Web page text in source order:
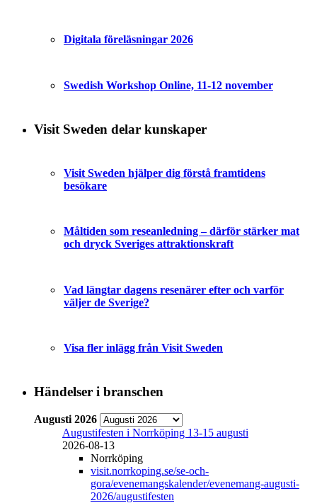
Digitala föreläsningar 2026
Swedish Workshop Online, 11-12 november
Visit Sweden delar kunskaper
Visit Sweden hjälper dig förstå framtidens
besökare
Måltiden som reseanledning – därför stärker mat
och dryck Sveriges attraktionskraft
Vad längtar dagens resenärer efter och varför
väljer de Sverige?
Visa fler inlägg från Visit Sweden
Händelser i branschen
Augusti 2026
Augustifesten i Norrköping 13-15 augusti
2026-08-13
Norrköping
visit.norrkoping.se/se-och-
gora/evenemangskalender/evenemang-augusti-
2026/augustifesten